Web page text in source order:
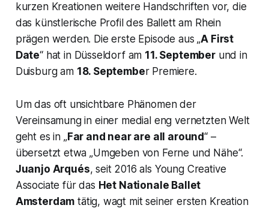
kurzen Kreationen weitere Handschriften vor, die
das künstlerische Profil des Ballett am Rhein
prägen werden. Die erste Episode aus „A First
Date“ hat in Düsseldorf am 11. Septemberund in
Duisburg am 18. September Premiere.
Um das oft unsichtbare Phänomen der
Vereinsamung in einer medial eng vernetzten Welt
geht es in „Far and near are all around“ –
übersetzt etwa „Umgeben von Ferne und Nähe“.
Juanjo Arqués, seit 2016 als Young Creative
Associate für das Het Nationale Ballet
Amsterdam tätig, wagt mit seiner ersten Kreation